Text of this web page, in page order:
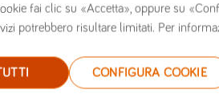
direzione e, nonostante non esista
dei principali “assistenti alla guida”
.
fai clic su «Accetta», oppure su
potrebbero risultare limitati. Per
CONFIGURA COOKIE